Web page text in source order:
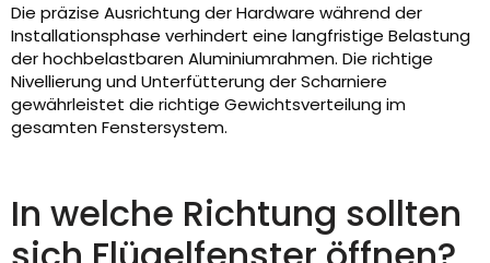
Die präzise Ausrichtung der Hardware während der
Installationsphase verhindert eine langfristige Belastung
der hochbelastbaren Aluminiumrahmen. Die richtige
Nivellierung und Unterfütterung der Scharniere
gewährleistet die richtige Gewichtsverteilung im
gesamten Fenstersystem.
In welche Richtung sollten